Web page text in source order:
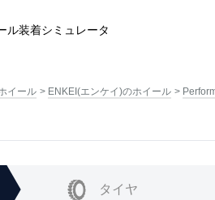
ル装着シミュレータ
イール ENKEI(エンケイ)のホイール
タイヤ